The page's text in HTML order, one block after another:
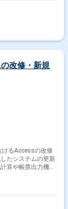
改修・新規